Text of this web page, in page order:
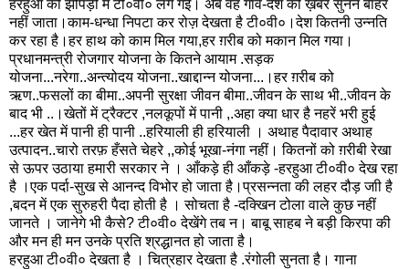
हरहुआ की झोपड़ी में टी०वी० लग गई। अब वह गाँव-देश की ख़बर सुनने बाहर
नहीं जाता।काम-धन्धा निपटा कर रोज़ देखता है टी०वी०।देश कितनी उन्नति
कर रहा है।हर हाथ को काम मिल गया,हर ग़रीब को मकान मिल गया।
प्रधानमन्त्री रोजगार योजना के कितने आयाम .सड़क
योजना...नरेगा..अन्त्योदय योजना..खाद्दान्न योजना...।हर ग़रीब को
ऋण..फसलों का बीमा..अपनी सुरक्षा जीवन बीमा..जीवन के साथ भी..जीवन के
बाद भी ..।खेतों में ट्रैक्टर ,नलकूपों में पानी ,.अहा क्या धार है नहरें भरी हुई
...हर खेत में पानी ही पानी ..हरियाली ही हरियाली । अथाह पैदावार अथाह
उत्पादन..चारो तरफ़ हँसते चेहरे ,,कोई भूखा-नंगा नहीं। कितनों को ग़रीबी रेखा
से ऊपर उठाया हमारी सरकार ने । आँकड़े ही आँकड़े -हरहुआ टी०वी० देख रहा
है ।एक पर्दा-सुख से आनन्द विभोर हो जाता है।प्रसन्नता की लहर दौड़ जाी है
,बदन में एक सुरुहरी पैदा होती है । सोचता है -दक्खिन टोला वाले कुछ नहीं
जानते । जानेगे भी कैसे? टी०वी० देखेंगे तब न। बाबू साहब ने बड़ी किरपा की
और मन ही मन उनके प्रति श्रद्धानत हो जाता है।
हरहुआ टी०वी० देखता है । चित्रहार देखता है .रंगोली सुनता है। गाना